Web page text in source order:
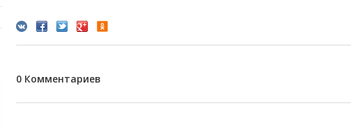
0 Комментариев